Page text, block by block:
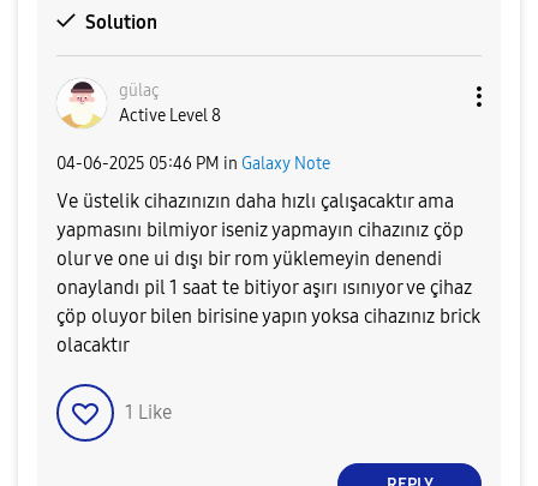
Solution
gülaç
Active Level 8
‎04-06-2025 05:46 PM in Galaxy Note
Ve üstelik cihazınızın daha hızlı çalışacaktır ama
yapmasını bilmiyor iseniz yapmayın cihazınız çöp
olur ve one ui dışı bir rom yüklemeyin denendi
onaylandı pil 1 saat te bitiyor aşırı ısınıyor ve çihaz
çöp oluyor bilen birisine yapın yoksa cihazınız brick
olacaktır
1 Like